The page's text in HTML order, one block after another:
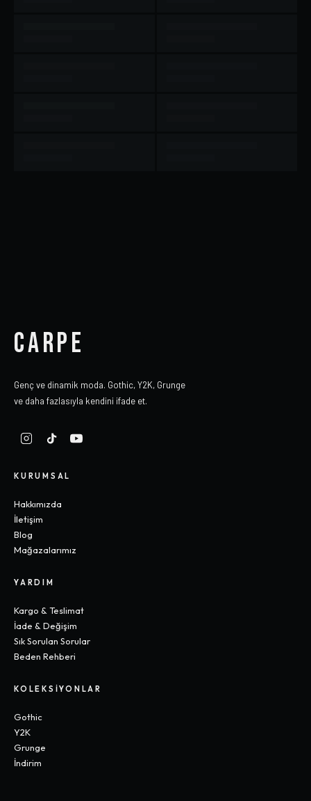
CARPE
Genç ve dinamik moda. Gothic, Y2K, Grunge
ve daha fazlasıyla kendini ifade et.
KURUMSAL
Hakkımızda
İletişim
Blog
Mağazalarımız
YARDIM
Kargo & Teslimat
İade & Değişim
Sık Sorulan Sorular
Beden Rehberi
KOLEKSIYONLAR
Gothic
Y2K
Grunge
İndirim